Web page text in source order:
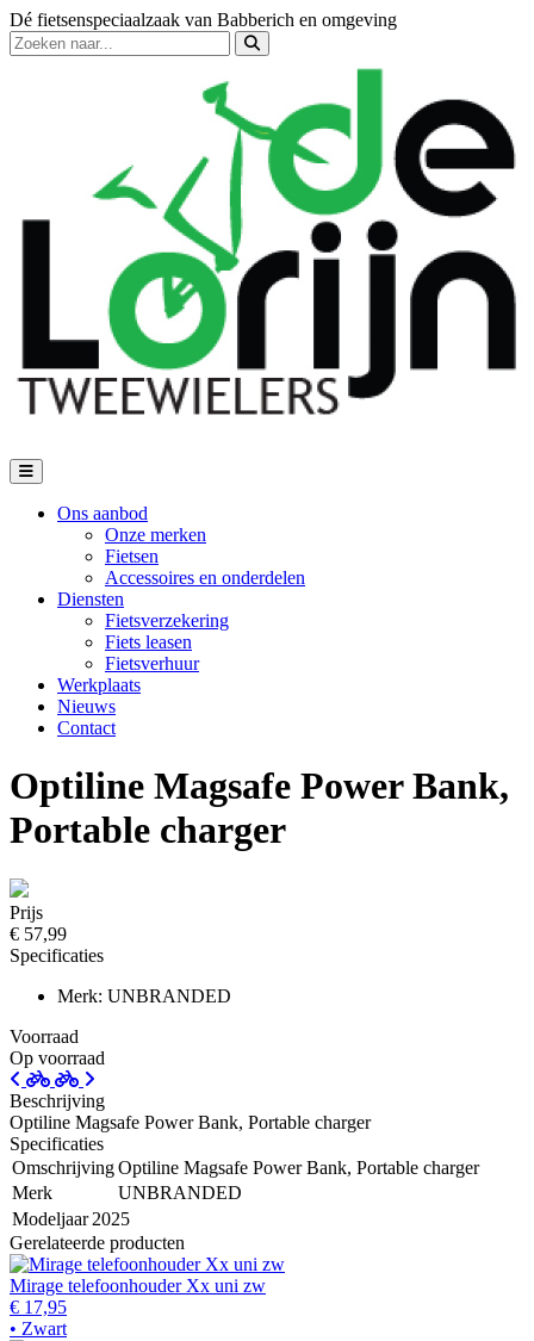
Dé fietsenspeciaalzaak van Babberich en omgeving
Ons aanbod
Onze merken
Fietsen
Accessoires en onderdelen
Diensten
Fietsverzekering
Fiets leasen
Fietsverhuur
Werkplaats
Nieuws
Contact
Optiline Magsafe Power Bank,
Portable charger
Prijs
€ 57,99
Specificaties
Merk: UNBRANDED
Voorraad
Op voorraad
Beschrijving
Optiline Magsafe Power Bank, Portable charger
Specificaties
OmschrijvingOptiline Magsafe Power Bank, Portable charger
Merk
UNBRANDED
Modeljaar 2025
Gerelateerde producten
Mirage telefoonhouder Xx uni zw
€ 17,95
• Zwart